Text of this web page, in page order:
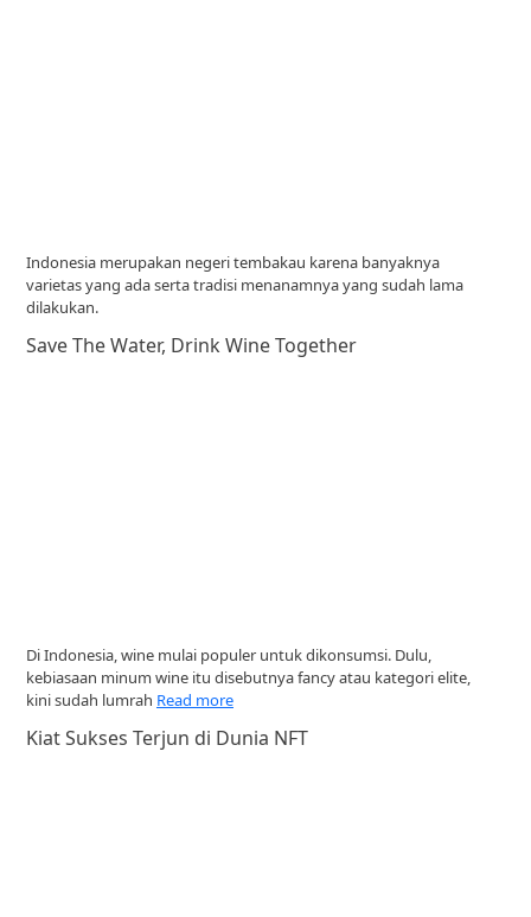
Indonesia merupakan negeri tembakau karena banyaknya
varietas yang ada serta tradisi menanamnya yang sudah lama
dilakukan.
Save The Water, Drink Wine Together
Di Indonesia, wine mulai populer untuk dikonsumsi. Dulu,
kebiasaan minum wine itu disebutnya fancy atau kategori elite,
kini sudah lumrah Read more
Kiat Sukses Terjun di Dunia NFT